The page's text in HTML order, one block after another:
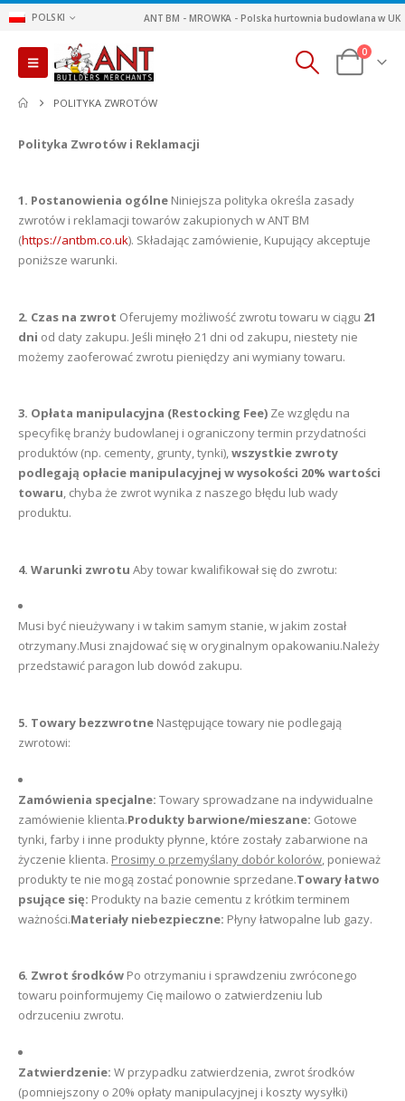
POLSKI ANT BM - MROWKA - Polska hurtownia budowlana w UK
0
POLITYKA ZWROTÓW
Polityka Zwrotów i Reklamacji
1. Postanowienia ogólne Niniejsza polityka określa zasady
zwrotów i reklamacji towarów zakupionych w ANT BM
(https://antbm.co.uk). Składając zamówienie, Kupujący akceptuje
poniższe warunki.
2. Czas na zwrot Oferujemy możliwość zwrotu towaru w ciągu 21
dni od daty zakupu. Jeśli minęło 21 dni od zakupu, niestety nie
możemy zaoferować zwrotu pieniędzy ani wymiany towaru.
3. Opłata manipulacyjna (Restocking Fee) Ze względu na
specyfikę branży budowlanej i ograniczony termin przydatności
produktów (np. cementy, grunty, tynki),wszystkie zwroty
podlegają opłacie manipulacyjnej w wysokości 20% wartości
towaru, chyba że zwrot wynika z naszego błędu lub wady
produktu.
4. Warunki zwrotu Aby towar kwalifikował się do zwrotu:
Musi być nieużywany i w takim samym stanie, w jakim został
otrzymany.Musi znajdować się w oryginalnym opakowaniu.Należy
przedstawić paragon lub dowód zakupu.
5. Towary bezzwrotne Następujące towary nie podlegają
zwrotowi:
Zamówienia specjalne: Towary sprowadzane na indywidualne
zamówienie klienta.Produkty barwione/mieszane: Gotowe
tynki, farby i inne produkty płynne, które zostały zabarwione na
życzenie klienta. Prosimy o przemyślany dobór kolorów , ponieważ
produkty te nie mogą zostać ponownie sprzedane.Towary łatwo
psujące się: Produkty na bazie cementu z krótkim terminem
ważności.Materiały niebezpieczne: Płyny łatwopalne lub gazy.
6. Zwrot środków Po otrzymaniu i sprawdzeniu zwróconego
towaru poinformujemy Cię mailowo o zatwierdzeniu lub
odrzuceniu zwrotu.
Zatwierdzenie: W przypadku zatwierdzenia, zwrot środków
(pomniejszony o 20% opłaty manipulacyjnej i koszty wysyłki)